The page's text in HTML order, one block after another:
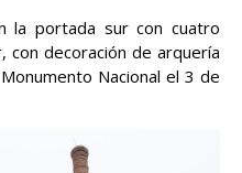
la portada sur con cuatro
con decoración de arquería
Nacional el 3 de